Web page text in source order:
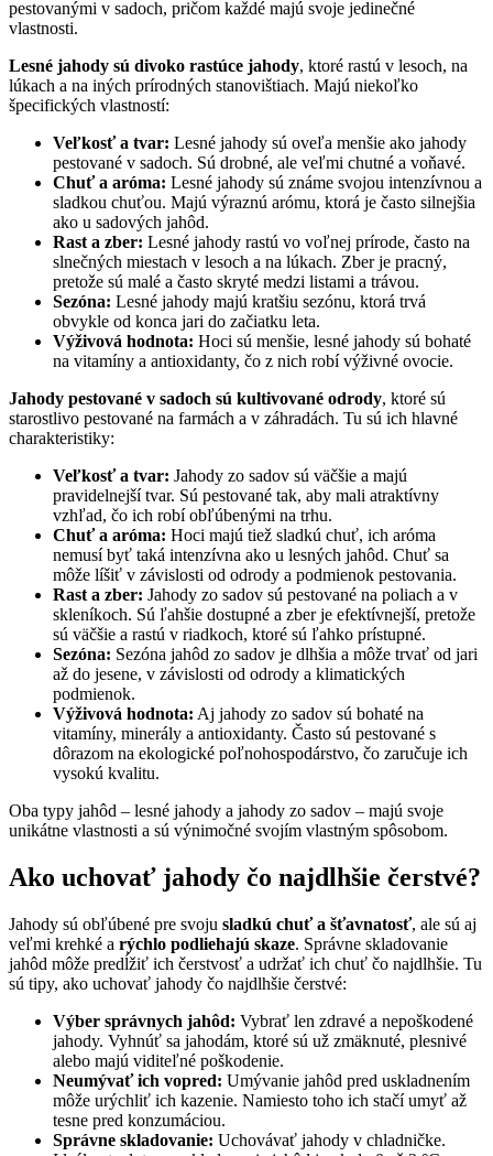
pestovanými v sadoch, pričom každé majú svoje jedinečné
vlastnosti.
Lesné jahody sú divoko rastúce jahody, ktoré rastú v lesoch, na
lúkach a na iných prírodných stanovištiach. Majú niekoľko
špecifických vlastností:
Veľkosť a tvar: Lesné jahody sú oveľa menšie ako jahody
pestované v sadoch. Sú drobné, ale veľmi chutné a voňavé.
Chuť a aróma: Lesné jahody sú známe svojou intenzívnou a
sladkou chuťou. Majú výraznú arómu, ktorá je často silnejšia
ako u sadových jahôd.
Rast a zber: Lesné jahody rastú vo voľnej prírode, často na
slnečných miestach v lesoch a na lúkach. Zber je pracný,
pretože sú malé a často skryté medzi listami a trávou.
Sezóna: Lesné jahody majú kratšiu sezónu, ktorá trvá
obvykle od konca jari do začiatku leta.
Výživová hodnota: Hoci sú menšie, lesné jahody sú bohaté
na vitamíny a antioxidanty, čo z nich robí výživné ovocie.
Jahody pestované v sadoch sú kultivované odrody, ktoré sú
starostlivo pestované na farmách a v záhradách. Tu sú ich hlavné
charakteristiky:
Veľkosť a tvar: Jahody zo sadov sú väčšie a majú
pravidelnejší tvar. Sú pestované tak, aby mali atraktívny
vzhľad, čo ich robí obľúbenými na trhu.
Chuť a aróma: Hoci majú tiež sladkú chuť, ich aróma
nemusí byť taká intenzívna ako u lesných jahôd. Chuť sa
môže líšiť v závislosti od odrody a podmienok pestovania.
Rast a zber: Jahody zo sadov sú pestované na poliach a v
skleníkoch. Sú ľahšie dostupné a zber je efektívnejší, pretože
sú väčšie a rastú v riadkoch, ktoré sú ľahko prístupné.
Sezóna: Sezóna jahôd zo sadov je dlhšia a môže trvať od jari
až do jesene, v závislosti od odrody a klimatických
podmienok.
Výživová hodnota: Aj jahody zo sadov sú bohaté na
vitamíny, minerály a antioxidanty. Často sú pestované s
dôrazom na ekologické poľnohospodárstvo, čo zaručuje ich
vysokú kvalitu.
Oba typy jahôd – lesné jahody a jahody zo sadov – majú svoje
unikátne vlastnosti a sú výnimočné svojím vlastným spôsobom.
Ako uchovať jahody čo najdlhšie čerstvé?
Jahody sú obľúbené pre svoju sladkú chuť a šťavnatosť, ale sú aj
veľmi krehké a rýchlo podliehajú skaze. Správne skladovanie
jahôd môže predĺžiť ich čerstvosť a udržať ich chuť čo najdlhšie. Tu
sú tipy, ako uchovať jahody čo najdlhšie čerstvé:
Výber správnych jahôd: Vybrať len zdravé a nepoškodené
jahody. Vyhnúť sa jahodám, ktoré sú už zmäknuté, plesnivé
alebo majú viditeľné poškodenie.
Neumývať ich vopred: Umývanie jahôd pred uskladnením
môže urýchliť ich kazenie. Namiesto toho ich stačí umyť až
tesne pred konzumáciou.
Správne skladovanie: Uchovávať jahody v chladničke.